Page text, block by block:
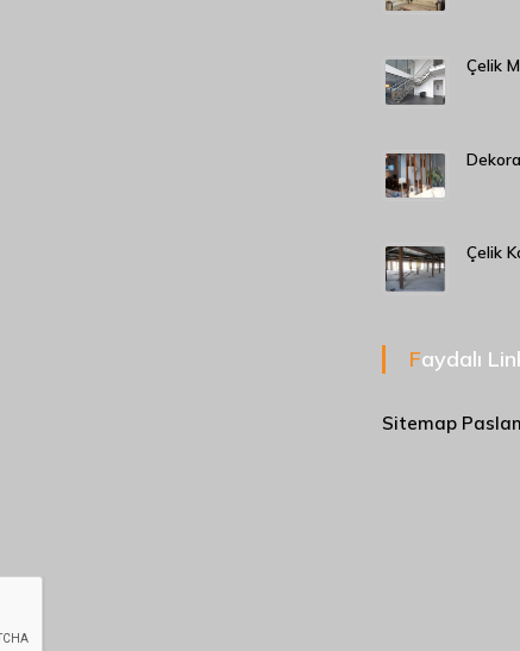
Çelik
Çelik
Faydalı
Sitemap